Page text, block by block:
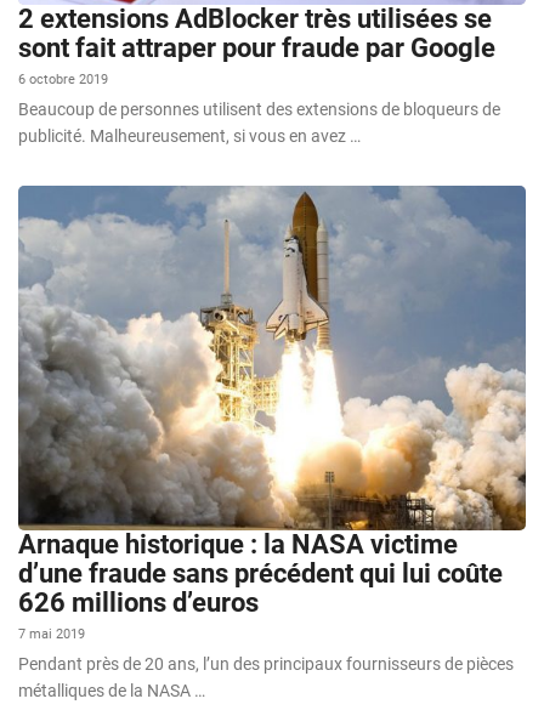
2 extensions AdBlocker très utilisées se
sont fait attraper pour fraude par Google
6 octobre 2019
Beaucoup de personnes utilisent des extensions de bloqueurs de
publicité. Malheureusement, si vous en avez …
Arnaque historique : la NASA victime
d’une fraude sans précédent qui lui coûte
626 millions d’euros
7 mai 2019
Pendant près de 20 ans, l’un des principaux fournisseurs de pièces
métalliques de la NASA …